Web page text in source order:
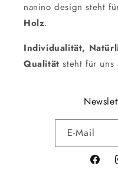
nanino design steht
Holz.
Individualität,
Qualität steht für uns
E-Mail